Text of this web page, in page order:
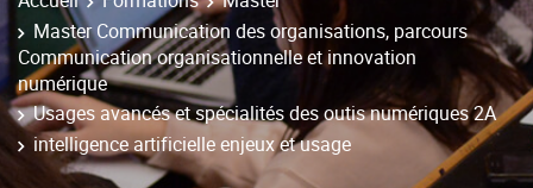
Master Communication des organisations, parcours
Communication organisationnelle et innovation
numérique
Usages avancés et spécialités des outis numériques 2A
intelligence artificielle enjeux et usage